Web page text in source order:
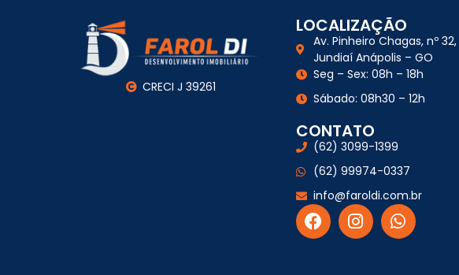
CRECI J 39261
LOCALIZAÇÃO
Av. Pinheiro Chagas, nº 32,
Jundiaí Anápolis – GO
Seg – Sex: 08h – 18h
Sábado: 08h30 – 12h
CONTATO
(62) 3099-1399
(62) 99974-0337
info@faroldi.com.br